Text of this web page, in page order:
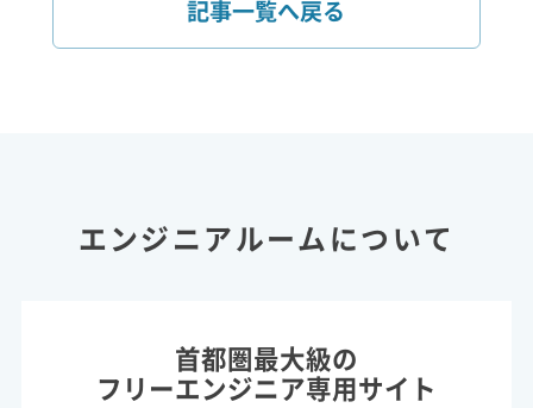
記事一覧へ戻る
エンジニアルームについて
首都圏最大級の
フリーエンジニア専用サイト